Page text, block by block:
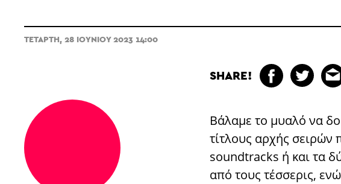
ΤΕΤΆΡΤΗ, 28 ΙΟΥΝΊΟΥ 2023 14:00
SHARE!
Βάλαμε το μυαλό να
τίτλους αρχής σειρών
soundtracks ή και τα
από τους τέσσερις,